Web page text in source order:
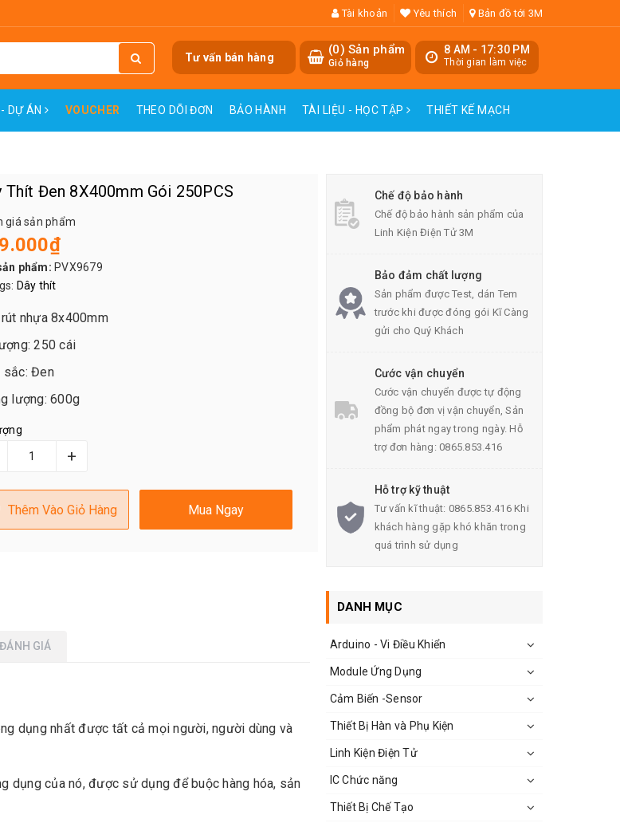
Tài khoản Yêu thích Bản đồ tới 3M
8 AM - 17:30 PM
Thời gian làm việc
(0) Sản phẩm
Giỏ hàng
Tư vấn bán hàng
- DỰ ÁN VOUCHER THEO DÕI ĐƠN BẢO HÀNH TÀI LIỆU - HỌC TẬP THIẾT KẾ MẠCH
Thít Đen 8X400mm Gói 250PCS
giá sản phẩm
phẩm: PVX9679
Dây thít
rút nhựa 8x400mm
250 cái
sắc: Đen
lượng: 600g
+
Thêm Vào Giỏ Hàng Mua Ngay
ĐÁNH GIÁ
dụng nhất được tất cả mọi người, người dùng và
dụng của nó, được sử dụng để buộc hàng hóa, sản
Chế độ bảo hành
Chế độ bảo hành sản phẩm của
Linh Kiện Điện Tử 3M
Bảo đảm chất lượng
Sản phẩm được Test, dán Tem
trước khi được đóng gói Kĩ Càng
gửi cho Quý Khách
Cước vận chuyển
Cước vận chuyển được tự động
đồng bộ đơn vị vận chuyển, Sản
phẩm phát ngay trong ngày. Hỗ
trợ đơn hàng: 0865.853.416
Hỗ trợ kỹ thuật
Tư vấn kĩ thuật: 0865.853.416 Khi
khách hàng gặp khó khăn trong
quá trình sử dụng
DANH MỤC
Arduino - Vi Điều Khiển
Module Ứng Dụng
Cảm Biến -Sensor
Thiết Bị Hàn và Phụ Kiện
Linh Kiện Điện Tử
IC Chức năng
Thiết Bị Chế Tạo